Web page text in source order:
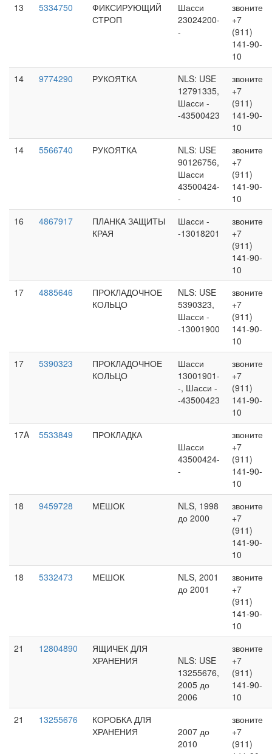
13
5334750
ФИКСИРУЮЩИЙ
СТРОП
Шасси
23024200-
-
звоните
+7
(911)
141-90-
10
14
9774290 РУКОЯТКА
NLS: USE
12791335,
Шасси -
-43500423
звоните
+7
(911)
141-90-
10
14
5566740 РУКОЯТКА
NLS: USE
90126756,
Шасси
43500424-
-
звоните
+7
(911)
141-90-
10
16
4867917
ПЛАНКА ЗАЩИТЫ
КРАЯ
Шасси -
-13018201
звоните
+7
(911)
141-90-
10
17
4885646
ПРОКЛАДОЧНОЕ
КОЛЬЦО
NLS: USE
5390323,
Шасси -
-13001900
звоните
+7
(911)
141-90-
10
17
5390323
ПРОКЛАДОЧНОЕ
КОЛЬЦО
Шасси
13001901-
-, Шасси -
-43500423
звоните
+7
(911)
141-90-
10
17A
5533849
ПРОКЛАДКА
Шасси
43500424-
-
звоните
+7
(911)
141-90-
10
18
9459728 МЕШОК
NLS, 1998
до 2000
звоните
+7
(911)
141-90-
10
18
5332473 МЕШОК
NLS, 2001
до 2001
звоните
+7
(911)
141-90-
10
21
12804890
ЯЩИЧЕК ДЛЯ
ХРАНЕНИЯ
NLS: USE
13255676,
2005 до
2006
звоните
+7
(911)
141-90-
10
21
13255676
КОРОБКА ДЛЯ
ХРАНЕНИЯ
2007 до
2010
звоните
+7
(911)